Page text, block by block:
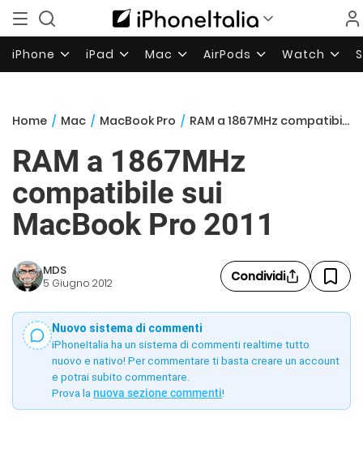
iPhone iPad Mac AirPods Watch
Home / Mac / MacBook Pro / RAM a 1867MHz compatibile sui MacBook Pro 2011
RAM a 1867MHz
compatibile sui
MacBook Pro 2011
MDS
5 Giugno 2012 Condividi
Nuovo sistema di commenti
iPhoneItalia ha un sistema di commenti realtime tutto
nuovo e nativo! Per commentare ti basta creare un account
e potrai subito commentare.
Prova la nuova sezione commenti!